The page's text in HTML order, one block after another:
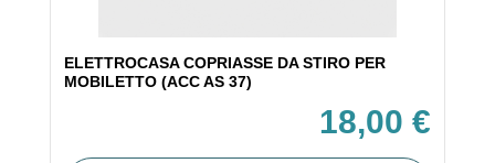
ELETTROCASA COPRIASSE DA STIRO PER
MOBILETTO (ACC AS 37)
18,00 €